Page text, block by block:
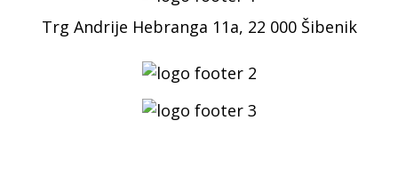
Trg Andrije Hebranga 11a, 22 000 Šibenik